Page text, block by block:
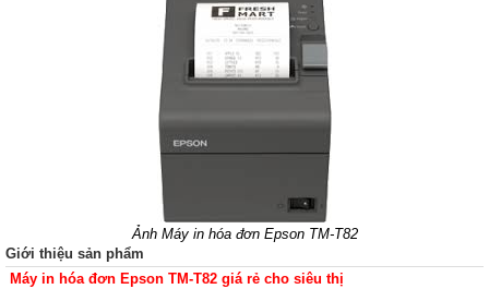
Ảnh Máy in hóa đơn Epson TM-T82
Giới thiệu sản phẩm
Máy in hóa đơn Epson TM-T82 giá rẻ cho siêu thị